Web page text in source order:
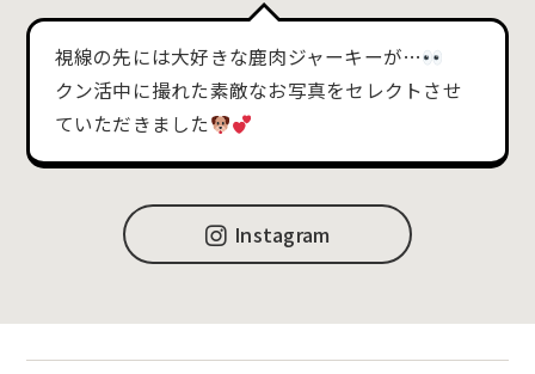
視線の先には大好きな鹿肉ジャーキーが…
クン活中に撮れた素敵なお写真をセレクトさせ
ていただきました
Instagram